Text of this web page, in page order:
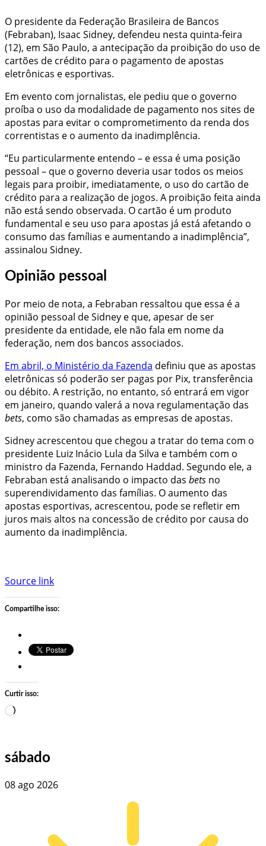
O presidente da Federação Brasileira de Bancos
(Febraban), Isaac Sidney, defendeu nesta quinta-feira
(12), em São Paulo, a antecipação da proibição do uso de
cartões de crédito para o pagamento de apostas
eletrônicas e esportivas.
Em evento com jornalistas, ele pediu que o governo
proíba o uso da modalidade de pagamento nos sites de
apostas para evitar o comprometimento da renda dos
correntistas e o aumento da inadimplência.
“Eu particularmente entendo – e essa é uma posição
pessoal – que o governo deveria usar todos os meios
legais para proibir, imediatamente, o uso do cartão de
crédito para a realização de jogos. A proibição feita ainda
não está sendo observada. O cartão é um produto
fundamental e seu uso para apostas já está afetando o
consumo das famílias e aumentando a inadimplência”,
assinalou Sidney.
Opinião pessoal
Por meio de nota, a Febraban ressaltou que essa é a
opinião pessoal de Sidney e que, apesar de ser
presidente da entidade, ele não fala em nome da
federação, nem dos bancos associados.
Em abril, o Ministério da Fazenda definiu que as apostas
eletrônicas só poderão ser pagas por Pix, transferência
ou débito. A restrição, no entanto, só entrará em vigor
em janeiro, quando valerá a nova regulamentação das
bets, como são chamadas as empresas de apostas.
Sidney acrescentou que chegou a tratar do tema com o
presidente Luiz Inácio Lula da Silva e também com o
ministro da Fazenda, Fernando Haddad. Segundo ele, a
Febraban está analisando o impacto das bets no
superendividamento das famílias. O aumento das
apostas esportivas, acrescentou, pode se refletir em
juros mais altos na concessão de crédito por causa do
aumento da inadimplência.
Source link
Compartilhe isso:
Curtir isso:
Carregando…
sábado
08 ago 2026